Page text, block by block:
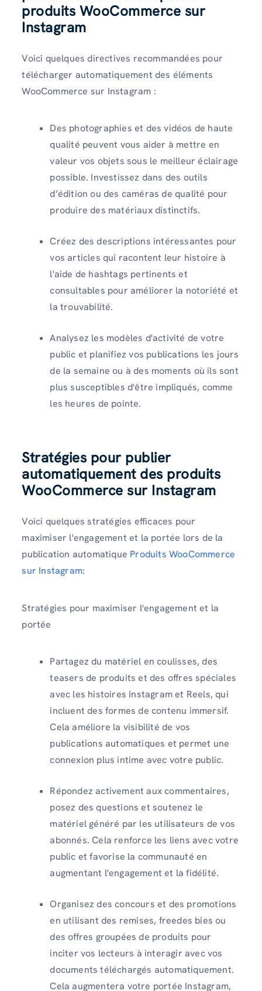
produits WooCommerce sur
Instagram
Voici quelques directives recommandées pour
télécharger automatiquement des éléments
WooCommerce sur Instagram :
Des photographies et des vidéos de haute
qualité peuvent vous aider à mettre en
valeur vos objets sous le meilleur éclairage
possible. Investissez dans des outils
d’édition ou des caméras de qualité pour
produire des matériaux distinctifs.
Créez des descriptions intéressantes pour
vos articles qui racontent leur histoire à
l'aide de hashtags pertinents et
consultables pour améliorer la notoriété et
la trouvabilité.
Analysez les modèles d'activité de votre
public et planifiez vos publications les jours
de la semaine ou à des moments où ils sont
plus susceptibles d'être impliqués, comme
les heures de pointe.
Stratégies pour publier
automatiquement des produits
WooCommerce sur Instagram
Voici quelques stratégies efficaces pour
maximiser l'engagement et la portée lors de la
publication automatique Produits WooCommerce
sur Instagram:
Stratégies pour maximiser l'engagement et la
portée
Partagez du matériel en coulisses, des
teasers de produits et des offres spéciales
avec les histoires Instagram et Reels, qui
incluent des formes de contenu immersif.
Cela améliore la visibilité de vos
publications automatiques et permet une
connexion plus intime avec votre public.
Répondez activement aux commentaires,
posez des questions et soutenez le
matériel généré par les utilisateurs de vos
abonnés. Cela renforce les liens avec votre
public et favorise la communauté en
augmentant l'engagement et la fidélité.
Organisez des concours et des promotions
en utilisant des remises, freedes bies ou
des offres groupées de produits pour
inciter vos lecteurs à interagir avec vos
documents téléchargés automatiquement.
Cela augmentera votre portée Instagram,